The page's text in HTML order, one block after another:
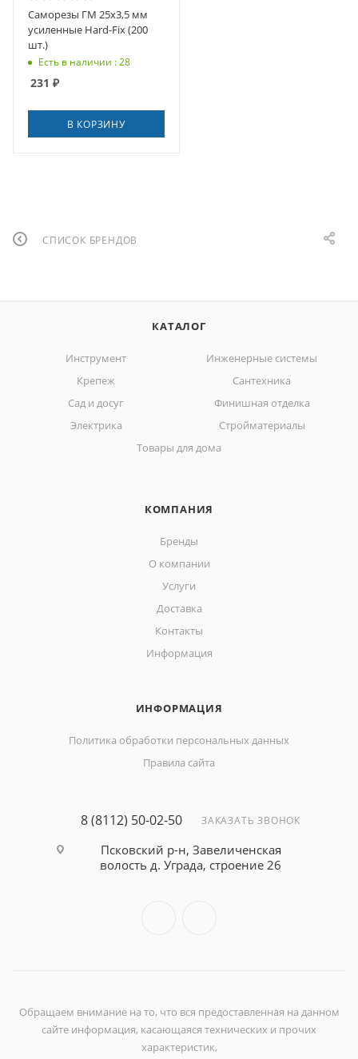
Саморезы ГМ 25x3,5 мм
усиленные Hard-Fix (200
шт.)
Есть в наличии : 28
231 ₽
В КОРЗИНУ
СПИСОК БРЕНДОВ
КАТАЛОГ
Инструмент
Инженерные системы
Крепеж
Сантехника
Сад и досуг
Финишная отделка
Электрика
Стройматериалы
Товары для дома
КОМПАНИЯ
Бренды
О компании
Услуги
Доставка
Контакты
Информация
ИНФОРМАЦИЯ
Политика обработки персональных данных
Правила сайта
8 (8112) 50-02-50 ЗАКАЗАТЬ ЗВОНОК
Псковский р-н, Завеличенская
волость д. Уграда, строение 26
Обращаем внимание на то, что вся предоставленная на данном
сайте информация, касающаяся технических и прочих
характеристик,